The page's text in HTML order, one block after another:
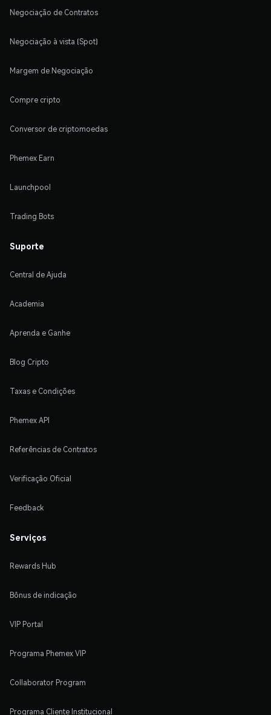
Negociação de Contratos
Negociação à vista (Spot)
Margem de Negociação
Compre cripto
Conversor de criptomoedas
Phemex Earn
Launchpool
Trading Bots
Suporte
Central de Ajuda
Academia
Aprenda e Ganhe
Blog Cripto
Taxas e Condições
Phemex API
Referências de Contratos
Verificação Oficial
Feedback
Serviços
Rewards Hub
Bônus de indicação
VIP Portal
Programa Phemex VIP
Collaborator Program
Programa Cliente Institucional